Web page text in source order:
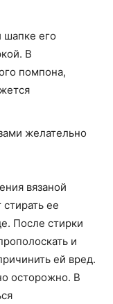
шапке его
В
помпона,
желательно
вязаной
ее
После стирки
и
ей вред.
осторожно. В